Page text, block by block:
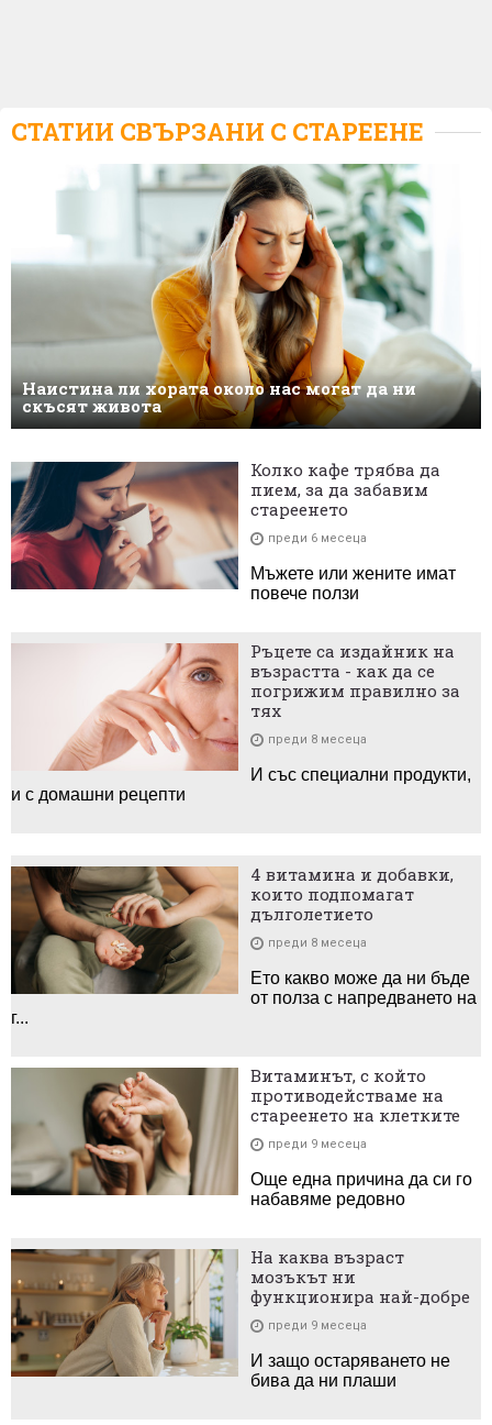
СТАТИИ СВЪРЗАНИ С СТАРЕЕНЕ
Наистина ли хората около нас могат да ни
скъсят живота
Колко кафе трябва да
пием, за да забавим
стареенето
преди 6 месеца
Мъжете или жените имат
повече ползи
Ръцете са издайник на
възрастта - как да се
погрижим правилно за
тях
преди 8 месеца
И със специални продукти,
и с домашни рецепти
4 витамина и добавки,
които подпомагат
дълголетието
преди 8 месеца
Ето какво може да ни бъде
от полза с напредването на
г...
Витаминът, с който
противодействаме на
стареенето на клетките
преди 9 месеца
Още една причина да си го
набавяме редовно
На каква възраст
мозъкът ни
функционира най-добре
преди 9 месеца
И защо остаряването не
бива да ни плаши